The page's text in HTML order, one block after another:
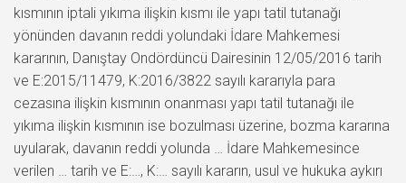
kısmının iptali yıkıma ilişkin kısmı ile yapı tatil tutanağı
yönünden davanın reddi yolundaki İdare Mahkemesi
kararının, Danıştay Ondördüncü Dairesinin 12/05/2016 tarih
ve E:2015/11479, K:2016/3822 sayılı kararıyla para
cezasına ilişkin kısmının onanması yapı tatil tutanağı ile
yıkıma ilişkin kısmının ise bozulması üzerine, bozma kararına
uyularak, davanın reddi yolunda … İdare Mahkemesince
verilen … tarih ve E:…, K:… sayılı kararın, usul ve hukuka aykırı